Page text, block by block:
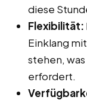
diese
Flexibilität:
Einklang
stehen,
erfordert.